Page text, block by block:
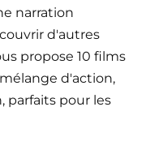
narration
d'autres
propose 10 films
d'action,
parfaits pour les